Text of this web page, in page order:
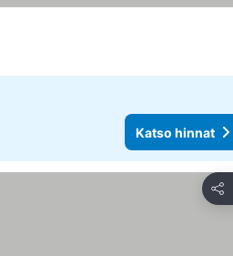
Katso hinnat
Jaa